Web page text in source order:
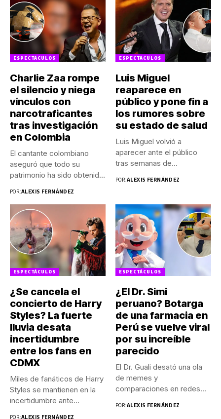
ESPECTÁCULOS
Charlie Zaa rompe
el silencio y niega
vínculos con
narcotraficantes
tras investigación
en Colombia
El cantante colombiano
aseguró que todo su
patrimonio ha sido obtenido
POR:ALEXIS FERNÁNDEZ
ESPECTÁCULOS
Luis Miguel
reaparece en
público y pone fin a
los rumores sobre
su estado de salud
Luis Miguel volvió a
aparecer ante el público
tras semanas de
POR:ALEXIS FERNÁNDEZ
ESPECTÁCULOS
¿Se cancela el
concierto de Harry
Styles? La fuerte
lluvia desata
incertidumbre
entre los fans en
CDMX
Miles de fanáticos de Harry
Styles se mantienen en la
incertidumbre ante...
POR:ALEXIS FERNÁNDEZ
ESPECTÁCULOS
¿El Dr. Simi
peruano? Botarga
de una farmacia en
Perú se vuelve viral
por su increíble
parecido
El Dr. Guali desató una ola
de memes y
comparaciones en redes...
POR:ALEXIS FERNÁNDEZ